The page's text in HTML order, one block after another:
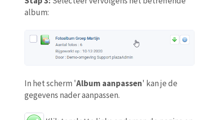
album:
In het scherm 'Album aanpassen' kan je de
gegevens nader aanpassen.